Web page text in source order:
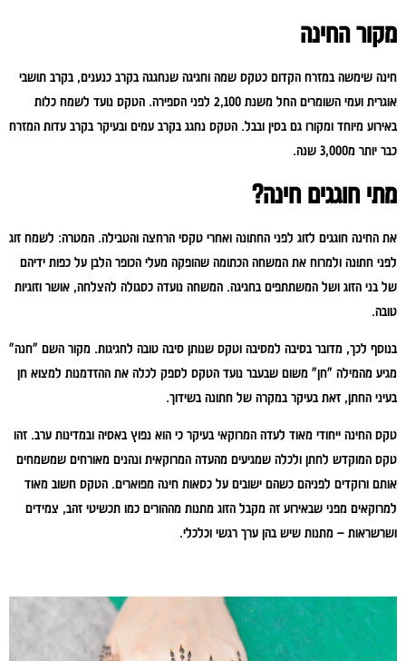
מקור החינה
חינה שימשה במזרח הקדום כטקס שמה וחגיגה שנחגגה בקרב כנענים, בקרב תושבי
אוגרית ועמי השומרים החל משנת 2,100 לפני הספירה. הטקס נועד לשמח כלות
באירוע מיוחד ומקורו גם בסין ובבל. הטקס נחגג בקרב עמים ובעיקר בקרב עדות המזרח
כבר יותר מ3,000 שנה.
מתי חוגגים חינה?
את החינה חוגגים לזוג לפני החתונה ואחרי טקסי הרחצה והטבילה. המטרה: לשמח זוג
לפני חתונה ולמרוח את המשחה הכתומה שהופקה מעלי הכופר הלבן על כפות ידיהם
של בני הזוג ושל המשתתפים בחגיגה. המשחה נועדה כסגולה להצלחה, אושר וזוגיות
טובה.
בנוסף לכך, מדובר בסיבה למסיבה וטקס שנותן סיבה טובה לחגיגות. מקור השם "חנה"
מגיע מהמילה "חן" משום שבעבר נועד הטקס לספק לכלה את ההזדמנות למצוא חן
בעיני החתן, זאת בעיקר במקרה של חתונה בשידוך.
טקס החינה ייחודי מאוד לעדה המרוקאי בעיקר כי הוא נפוץ באסיה ובמדינות ערב. זהו
טקס המוקדש לחתן ולכלה שמגיעים מהעדה המרוקאית ונהנים מאורחים שמשמחים
אותם ורוקדים לפניהם כשהם ישובים על כסאות חינה מפוארים. הטקס חשוב מאוד
למרוקאים מפני שבאירוע זה מקבל הזוג מתנות מההורים כמו תכשיטי זהב, צמידים
ושרשראות – מתנות שיש בהן ערך רגשי וכלכלי.